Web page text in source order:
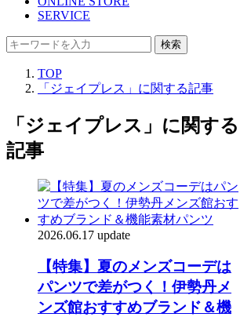
SERVICE
検索
TOP
「ジェイプレス」に関する記事
「ジェイプレス」に関する
記事
2026.06.17 update
【特集】夏のメンズコーデは
パンツで差がつく！伊勢丹メ
ンズ館おすすめブランド＆機